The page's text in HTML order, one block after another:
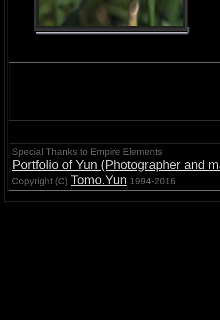
Special Thanks to Empire Elements
Portfolio of Yun (Photographer and
Copyright (C) Tomo.Yun 1994-2016